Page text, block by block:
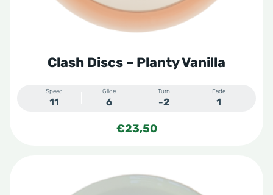
Clash Discs – Planty Vanilla
Speed
11
Glide
6
Turn
-2
Fade
1
€23,50